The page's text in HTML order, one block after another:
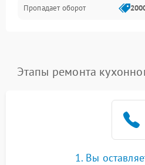
Пропадает оборот
Этапы ремонта
1. Вы